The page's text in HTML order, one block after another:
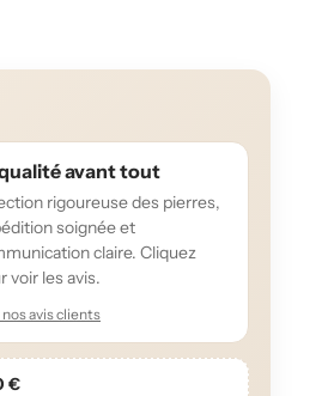
avant tout
rigoureuse des pierres,
soignée et
claire. Cliquez
voir les avis.
avis clients
€